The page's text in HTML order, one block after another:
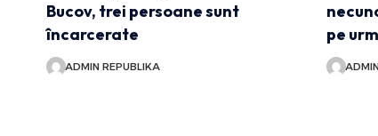
Bucov, trei persoane sunt
încarcerate
ADMIN REPUBLIKA
pe